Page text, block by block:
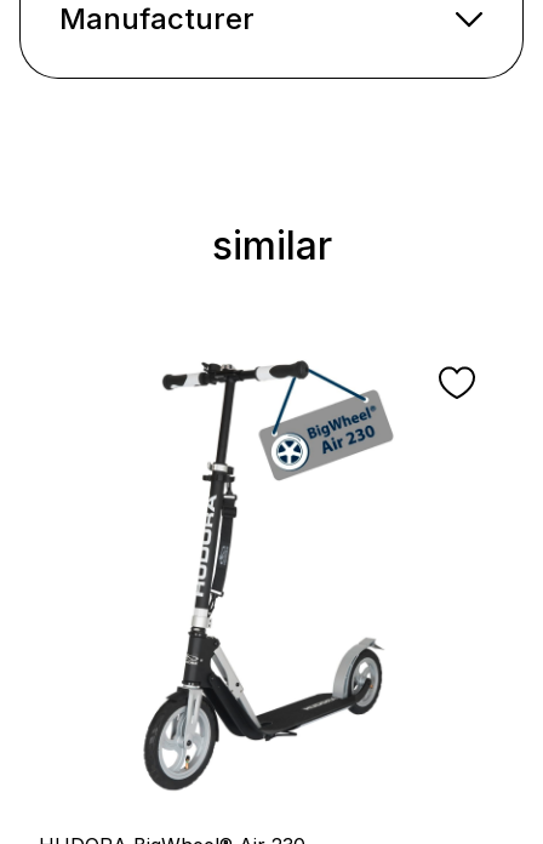
Manufacturer
Ignorer la galerie de produits
similar